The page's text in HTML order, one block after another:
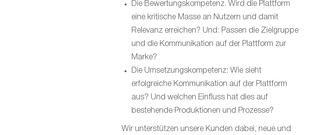
Die Bewertungskompetenz. Wird die Plattform
eine kritische Masse an Nutzern und damit
Relevanz erreichen? Und: Passen die Zielgruppe
und die Kommunikation auf der Plattform zur
Marke?
Die Umsetzungskompetenz: Wie sieht
erfolgreiche Kommunikation auf der Plattform
aus? Und welchen Einfluss hat dies auf
bestehende Produktionen und Prozesse?
Wir unterstützen unsere Kunden dabei, neue und